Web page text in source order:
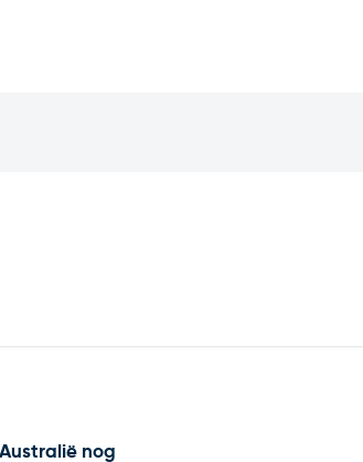
nog